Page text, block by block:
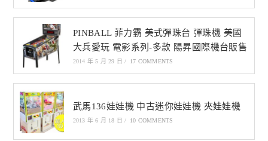
PINBALL 菲力霸 美式彈珠台 彈珠機 美國
大兵愛玩 電影系列-多款 陽昇國際機台販售
2014 年 5 月 29 日 / 17 COMMENTS
武馬136娃娃機 中古迷你娃娃機 夾娃娃機
2013 年 6 月 18 日 / 10 COMMENTS